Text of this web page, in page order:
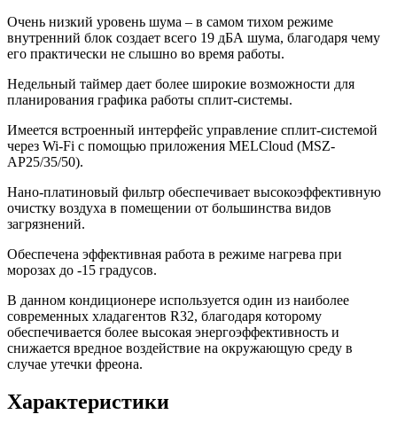
Очень низкий уровень шума – в самом тихом режиме
внутренний блок создает всего 19 дБА шума, благодаря чему
его практически не слышно во время работы.
Недельный таймер дает более широкие возможности для
планирования графика работы сплит-системы.
Имеется встроенный интерфейс управление сплит-системой
через Wi-Fi с помощью приложения MELCloud (MSZ-
AP25/35/50).
Нано-платиновый фильтр обеспечивает высокоэффективную
очистку воздуха в помещении от большинства видов
загрязнений.
Обеспечена эффективная работа в режиме нагрева при
морозах до -15 градусов.
В данном кондиционере используется один из наиболее
современных хладагентов R32, благодаря которому
обеспечивается более высокая энергоэффективность и
снижается вредное воздействие на окружающую среду в
случае утечки фреона.
Характеристики